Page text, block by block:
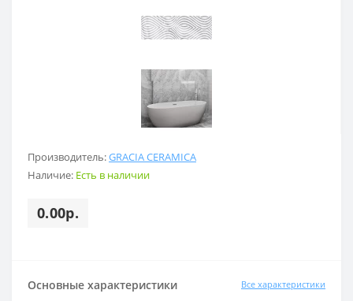
Производитель:GRACIA CERAMICA
Наличие: Есть в наличии
0.00р.
Основные характеристики Все характеристики